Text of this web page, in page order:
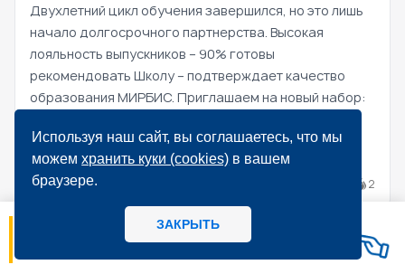
Используя наш сайт, вы соглашаетесь, что мы
можемхранить куки (cookies) в вашем
браузере.
ЗАКРЫТЬ
Двухлетний цикл обучения завершился, но это лишь
начало долгосрочного партнерства. Высокая
лояльность выпускников – 90% готовы
рекомендовать Школу – подтверждает качество
образования МИРБИС. Приглашаем на новый набор:
04.08.2026 2
МИРБИС - Школа бизнеса А вы как